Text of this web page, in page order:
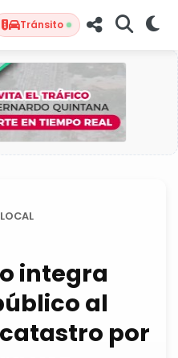
Tránsito
LOCAL
integra
al
por